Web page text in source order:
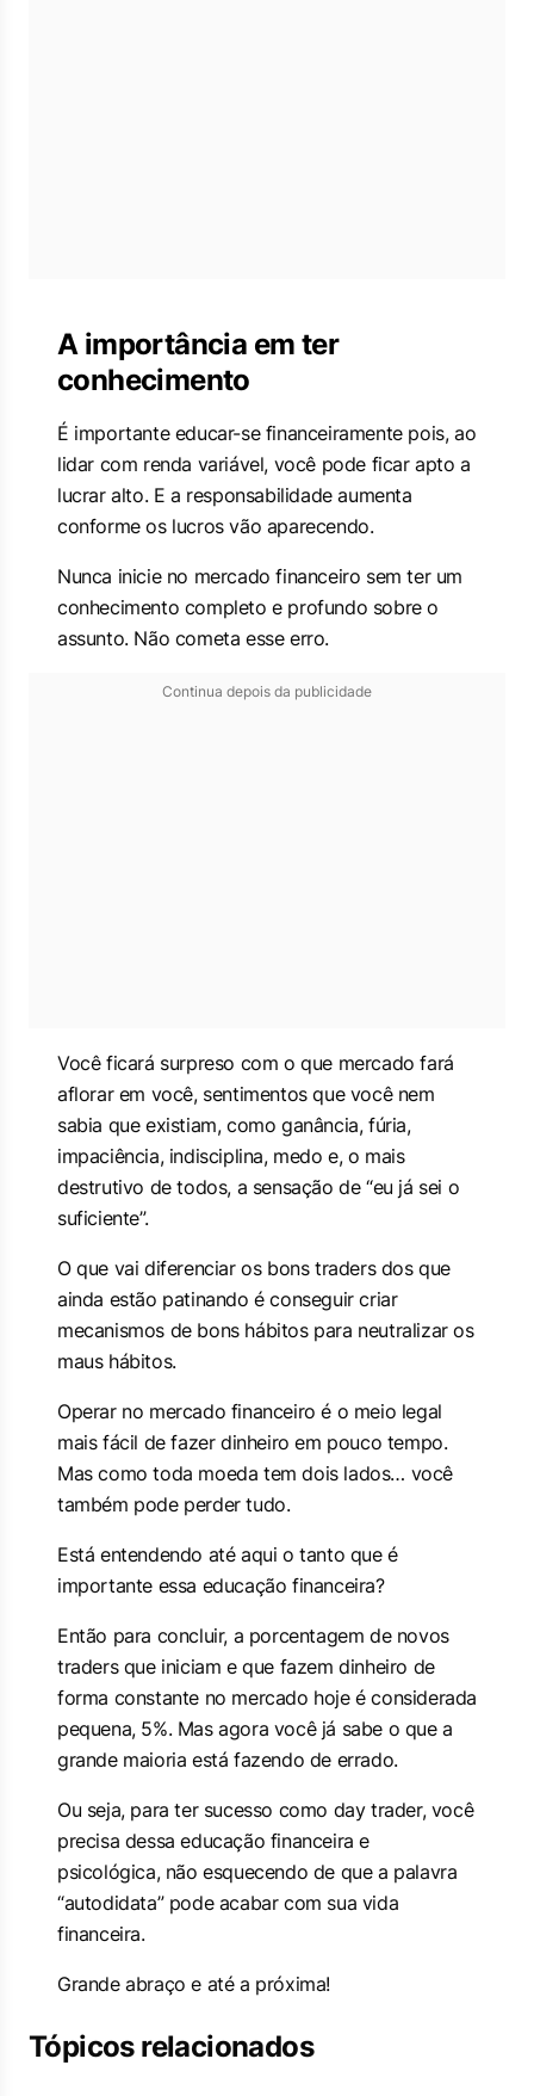
A importância em ter
conhecimento
É importante educar-se financeiramente pois, ao
lidar com renda variável, você pode ficar apto a
lucrar alto. E a responsabilidade aumenta
conforme os lucros vão aparecendo.
Nunca inicie no mercado financeiro sem ter um
conhecimento completo e profundo sobre o
assunto. Não cometa esse erro.
Continua depois da publicidade
Você ficará surpreso com o que mercado fará
aflorar em você, sentimentos que você nem
sabia que existiam, como ganância, fúria,
impaciência, indisciplina, medo e, o mais
destrutivo de todos, a sensação de “eu já sei o
suficiente”.
O que vai diferenciar os bons traders dos que
ainda estão patinando é conseguir criar
mecanismos de bons hábitos para neutralizar os
maus hábitos.
Operar no mercado financeiro é o meio legal
mais fácil de fazer dinheiro em pouco tempo.
Mas como toda moeda tem dois lados… você
também pode perder tudo.
Está entendendo até aqui o tanto que é
importante essa educação financeira?
Então para concluir, a porcentagem de novos
traders que iniciam e que fazem dinheiro de
forma constante no mercado hoje é considerada
pequena, 5%. Mas agora você já sabe o que a
grande maioria está fazendo de errado.
Ou seja, para ter sucesso como day trader, você
precisa dessa educação financeira e
psicológica, não esquecendo de que a palavra
“autodidata” pode acabar com sua vida
financeira.
Grande abraço e até a próxima!
Tópicos relacionados